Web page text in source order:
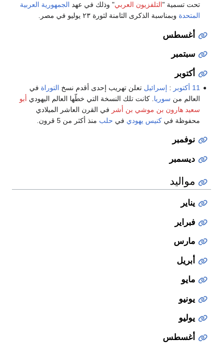
تحت تسمية "التلفزيون العربي" وذلك في عهد الجمهورية العربية
المتحدة وبمناسبة الذكرى الثامنة لثورة ٢٣ يوليو في مصر.
أغسطس
سبتمبر
أكتوبر
11 أكتوبر : إسرائيل تعلن تهريب إحدى أقدم نسخ التوراة في
العالم من سوريا . كانت تلك النسخة التي خطّها العالم اليهودي أبو
سعيد هارون بن موشي بن أشر في القرن العاشر الميلادي
محفوظة فيكنيس يهودي في حلب منذ أكثر من 5 قرون.
نوفمبر
ديسمبر
مواليد
يناير
فبراير
مارس
أبريل
مايو
يونيو
يوليو
أغسطس